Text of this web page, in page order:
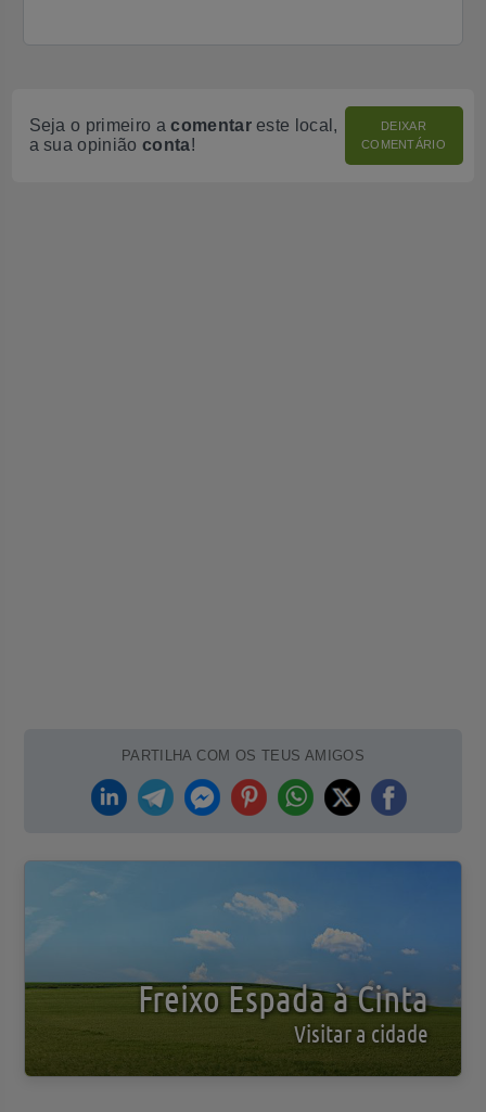
Seja o primeiro acomentareste local,
a sua opinião conta!
DEIXAR
COMENTÁRIO
PARTILHA COM OS TEUS AMIGOS
Freixo Espada à Cinta
Visitar a cidade